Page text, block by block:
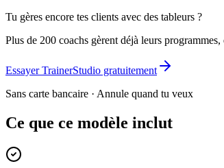
Tu gères encore tes clients avec des tableurs ?
Plus de 200 coachs gèrent déjà leurs
Essayer TrainerStudio gratuitement
Sans carte bancaire · Annule quand tu veux
Ce que ce modèle inclut